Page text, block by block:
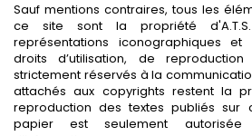
Sauf mentions contraires, tous les
ce site sont la propriété d'A.T.S.
représentations iconographiques et
droits d’utilisation, de
strictement réservés à la
attachés aux copyrights restent la
reproduction des textes publiés sur
papier est seulement autorisée